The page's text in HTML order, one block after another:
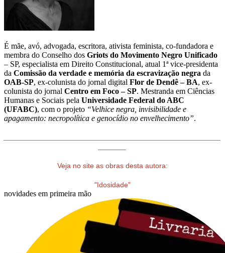
É mãe, avó, advogada, escritora, ativista feminista, co-fundadora e
membra do Conselho dos Griots do Movimento Negro Unificado
– SP, especialista em Direito Constitucional, atual 1ª vice-presidenta
da Comissão da verdade e memória da escravização negra da
OAB-SP, ex-colunista do jornal digital Flor de Dendê – BA, ex-
colunista do jornal Centro em Foco – SP. Mestranda em Ciências
Humanas e Sociais pela Universidade Federal do ABC
(UFABC), com o projeto “Velhice negra, invisibilidade e
apagamento: necropolítica e genocídio no envelhecimento”.
Veja no site as obras desta autora:
"Idosidade"
novidades em primeira mão